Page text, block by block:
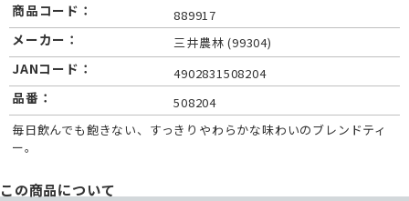
商品コード： 889917
メーカー： 三井農林 (99304)
JANコード： 4902831508204
品番：
508204
毎日飲んでも飽きない、すっきりやわらかな味わいのブレンドティ
ー。
この商品について